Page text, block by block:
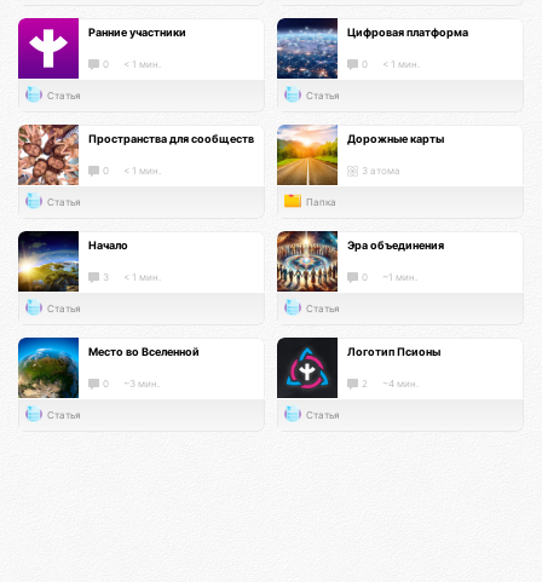
Ранние участники
0 < 1 мин.
Статья
Цифровая платформа
0 < 1 мин.
Статья
Пространства для сообществ
0 < 1 мин.
Статья
Дорожные карты
3 атома
Папка
Начало
3 < 1 мин.
Статья
Эра объединения
0 ~1 мин.
Статья
Место во Вселенной
0 ~3 мин.
Статья
Логотип Псионы
2 ~4 мин.
Статья